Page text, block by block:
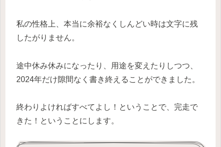
私の性格上、本当に余裕なくしんどい時は文字に残
したがりません。
途中休み休みになったり、用途を変えたりしつつ、
2024年だけ隙間なく書き終えることができました。
終わりよければすべてよし！ということで、完走で
きた！ということにします。